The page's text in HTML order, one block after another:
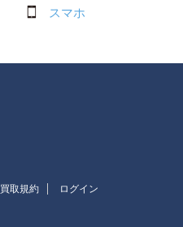
スマホ
買取規約 ログイン